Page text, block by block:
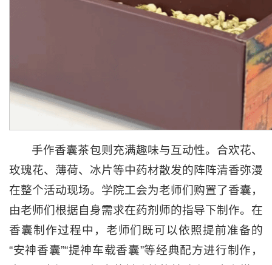
手作香囊茶包则充满趣味与互动性。合欢花、
玫瑰花、薄荷、冰片等中药材散发的阵阵清香弥漫
在整个活动现场。学院工会为老师们购置了香囊，
由老师们根据自身需求在药剂师的指导下制作。在
香囊制作过程中，老师们既可以依照提前准备的
“安神香囊”“提神车载香囊”等经典配方进行制作，